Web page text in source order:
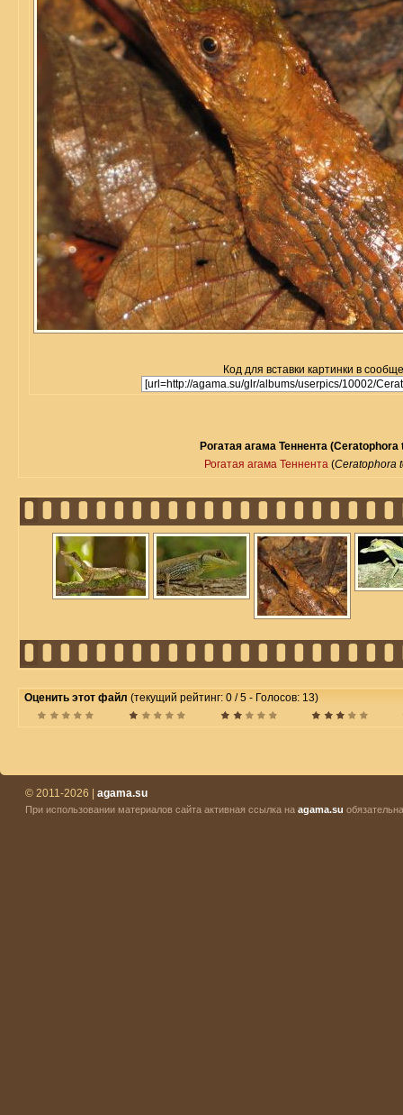
Код для вставки картинки в
Рогатая агама Теннента
Рогатая агама Теннента (Ceratophora
Оценить этот файл (текущий рейтинг: 0 / 5 - Голосов: 13)
© 2011-2026 | agama.su
При использовании материалов сайта активная ссылка на agama.su